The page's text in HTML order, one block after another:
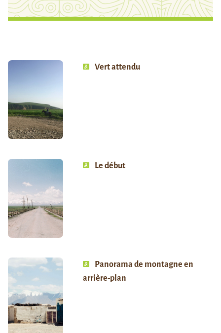
Vert attendu
Le début
Panorama de montagne en
arrière-plan